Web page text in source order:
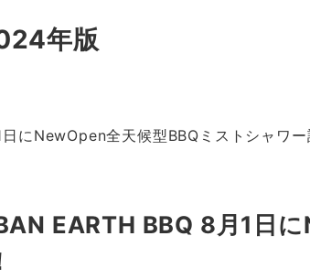
年版
にNewOpen全天候型BBQミストシャワー
EARTH BBQ 8月1日